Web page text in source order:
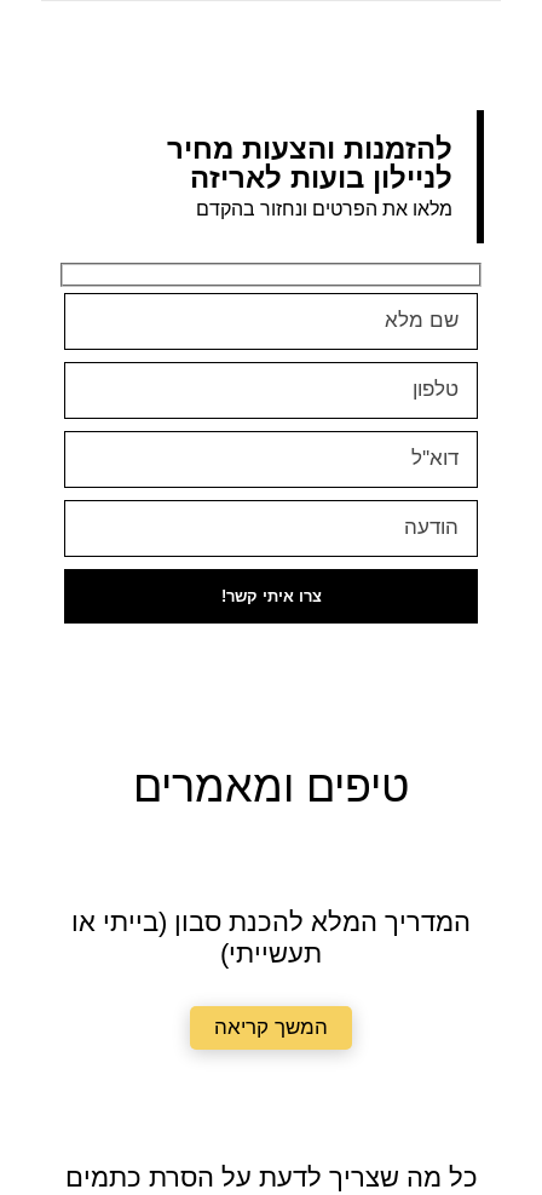
להזמנות והצעות מחיר
לניילון בועות לאריזה
מלאו את הפרטים ונחזור בהקדם
צרו איתי קשר!
טיפים ומאמרים
המדריך המלא להכנת סבון (בייתי או
תעשייתי)
המשך קריאה
כל מה שצריך לדעת על הסרת כתמים